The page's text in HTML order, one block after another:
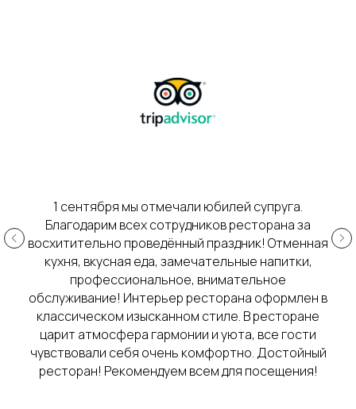
1 сентября мы отмечали юбилей супруга.
Благодарим всех сотрудников ресторана за
восхитительно проведённый праздник! Отменная
кухня, вкусная еда, замечательные напитки,
профессиональное, внимательное
обслуживание! Интерьер ресторана оформлен в
классическом изысканном стиле. В ресторане
царит атмосфера гармонии и уюта, все гости
чувствовали себя очень комфортно. Достойный
ресторан! Рекомендуем всем для посещения!